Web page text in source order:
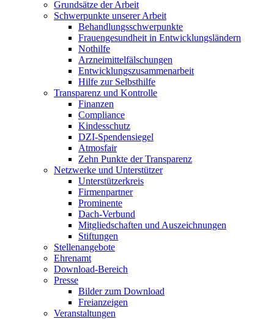
Grundsätze der Arbeit
Schwerpunkte unserer Arbeit
Behandlungs­schwerpunkte
Frauengesundheit in Entwicklungsländern
Nothilfe
Arzneimittel­fälschungen
Entwicklungs­zusammenarbeit
Hilfe zur Selbsthilfe
Transparenz und Kontrolle
Finanzen
Compliance
Kindesschutz
DZI-Spendensiegel
Atmosfair
Zehn Punkte der Transparenz
Netzwerke und Unterstützer
Unterstützerkreis
Firmenpartner
Prominente
Dach-Verbund
Mitgliedschaften und Auszeichnungen
Stiftungen
Stellenangebote
Ehrenamt
Download-Bereich
Presse
Bilder zum Download
Freianzeigen
Veranstaltungen